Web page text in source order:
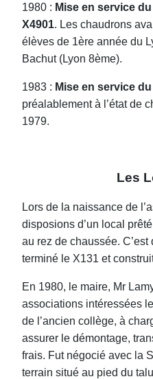
1980 : Mise en service
X4901. Les chaudrons
élèves de 1ère année du
Bachut (Lyon 8ème).
1983 : Mise en service du
préalablement à l’état de
1979.
Les
Lors de la naissance de
disposions d’un local
au rez de chaussée.
terminé le X131 et
En 1980, le maire, Mr
associations intéressées
de l’ancien collège, à
assurer le démontage,
frais. Fut négocié avec la
terrain situé au pied du